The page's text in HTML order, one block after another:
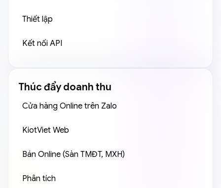
Thiết lập
Kết nối API
Thúc đẩy doanh thu
Cửa hàng Online trên Zalo
KiotViet Web
Bán Online (Sàn TMĐT, MXH)
Phân tích